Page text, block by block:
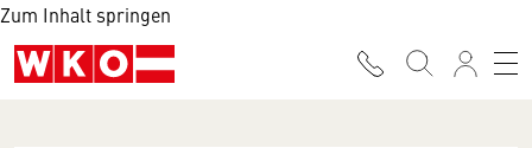
Zum Inhalt springen